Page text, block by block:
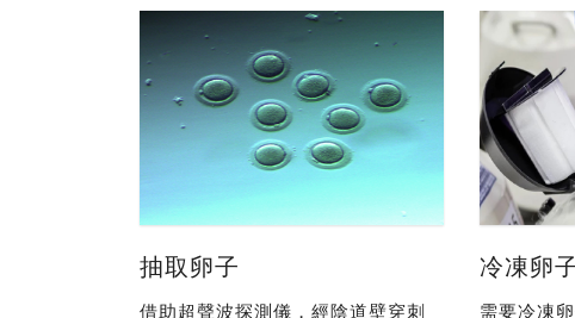
抽取卵子
借助超聲波探測儀，經陰道壁穿刺
冷凍卵
需要冷凍